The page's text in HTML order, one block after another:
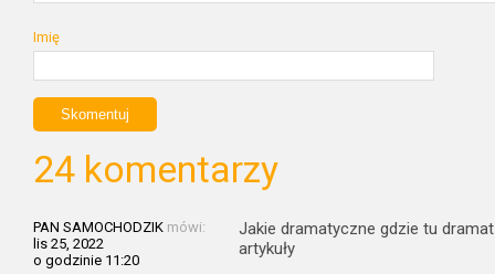
Imię
24 komentarzy
PAN SAMOCHODZIK mówi:
lis 25, 2022
o godzinie 11:20
Jakie dramatyczne gdzie tu
artykuły